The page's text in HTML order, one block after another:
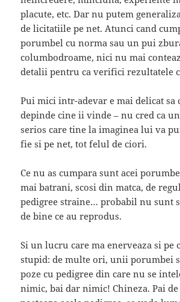
placute, etc. Dar nu putem
de licitatiile pe net. Atunci cand
porumbel cu norma sau un pui
columbodroame, nici nu mai
detalii pentru ca verifici rezultatele
Pui mici intr-adevar e mai delicat sa
depinde cine ii vinde – nu cred ca
serios care tine la imaginea lui va
fie si pe net, tot felul de ciori.
Ce nu as cumpara sunt acei
mai batrani, scosi din matca, de
pedigree straine… probabil nu sunt
de bine ce au reprodus.
Si un lucru care ma enerveaza si pe
stupid: de multe ori, unii porumbei
poze cu pedigree din care nu se
nimic, bai dar nimic! Chineza. Pai de